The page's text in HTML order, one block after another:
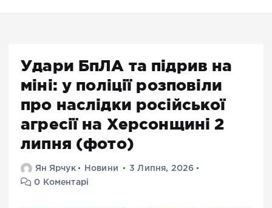
Удари БпЛА та підрив на
міні: у поліції розповіли
про наслідки російської
агресії на Херсонщині 2
липня (фото)
Ян Ярчук Новини
3 Липня, 2026
0 Коментарі